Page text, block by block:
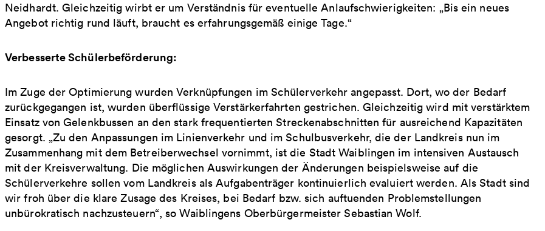
Neidhardt. Gleichzeitig wirbt er um Verständnis für eventuelle Anlaufschwierigkeiten: „Bis ein neues
Angebot richtig rund läuft, braucht es erfahrungsgemäß einige Tage.“
Verbesserte Schülerbeförderung:
Im Zuge der Optimierung wurden Verknüpfungen im Schülerverkehr angepasst. Dort, wo der Bedarf
zurückgegangen ist, wurden überflüssige Verstärkerfahrten gestrichen. Gleichzeitig wird mit verstärktem
Einsatz von Gelenkbussen an den stark frequentierten Streckenabschnitten für ausreichend Kapazitäten
gesorgt. „Zu den Anpassungen im Linienverkehr und im Schulbusverkehr, die der Landkreis nun im
Zusammenhang mit dem Betreiberwechsel vornimmt, ist die Stadt Waiblingen im intensiven Austausch
mit der Kreisverwaltung. Die möglichen Auswirkungen der Änderungen beispielsweise auf die
Schülerverkehre sollen vom Landkreis als Aufgabenträger kontinuierlich evaluiert werden. Als Stadt sind
wir froh über die klare Zusage des Kreises, bei Bedarf bzw. sich auftuenden Problemstellungen
unbürokratisch nachzusteuern“, so Waiblingens Oberbürgermeister Sebastian Wolf.